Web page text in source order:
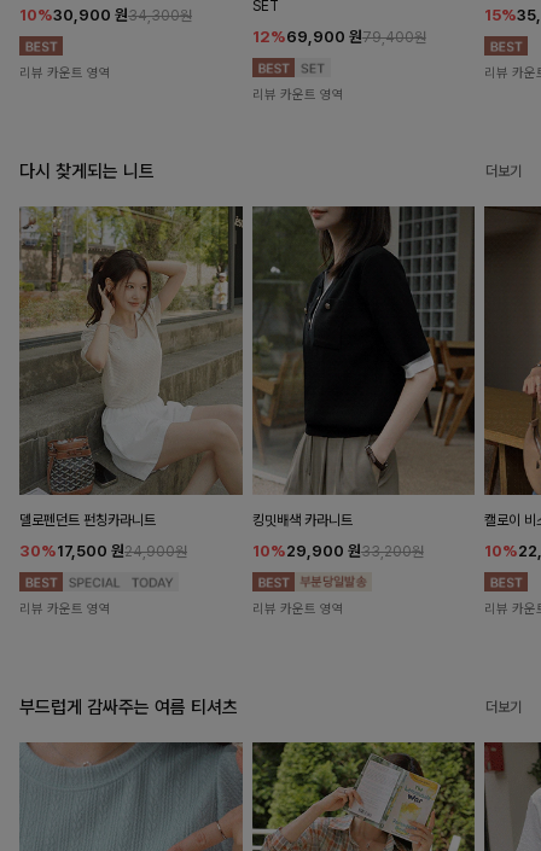
10%30,900 원34,300원
리뷰 카운트 영역
SET
12%69,900 원79,400원
리뷰 카운트 영역
15%
리뷰 카운
다시 찾게되는 니트 더보기
델로펜던트 펀칭카라니트
30%17,500 원24,900원
리뷰 카운트 영역
킹밋배색 카라니트
10%29,900 원33,200원
리뷰 카운트 영역
캘로이 비
10%
리뷰 카운
부드럽게 감싸주는 여름 티셔츠 더보기